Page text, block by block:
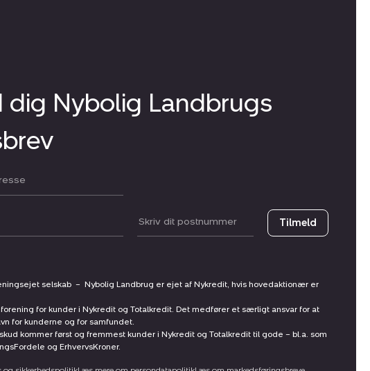
dig Nybolig Landbrugs
Postnummer Tilmeld
selskab – Nybolig Landbrug er ejet af Nykredit, hvis hovedaktionær er
for kunder i Nykredit og Totalkredit. Det medfører et særligt ansvar for at
for kunderne og for samfundet.
kommer først og fremmest kunder i Nykredit og Totalkredit til gode – bl.a. som
og ErhvervsKroner.